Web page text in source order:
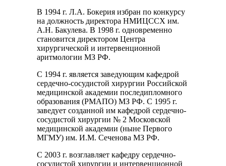
В 1994 г. Л.А. Бокерия избран по конкурсу
на должность директора НМИЦССХ им.
А.Н. Бакулева. В 1998 г. одновременно
становится директором Центра
хирургической и интервенционной
аритмологии МЗ РФ.
С 1994 г. является заведующим кафедрой
сердечно-сосудистой хирургии Российской
медицинской академии последипломного
образования (РМАПО) МЗ РФ. С 1995 г.
заведует созданной им кафедрой сердечно-
сосудистой хирургии № 2 Московской
медицинской академии (ныне Первого
МГМУ) им. И.М. Сеченова МЗ РФ.
С 2003 г. возглавляет кафедру сердечно-
сосудистой хирургии и интервенционной